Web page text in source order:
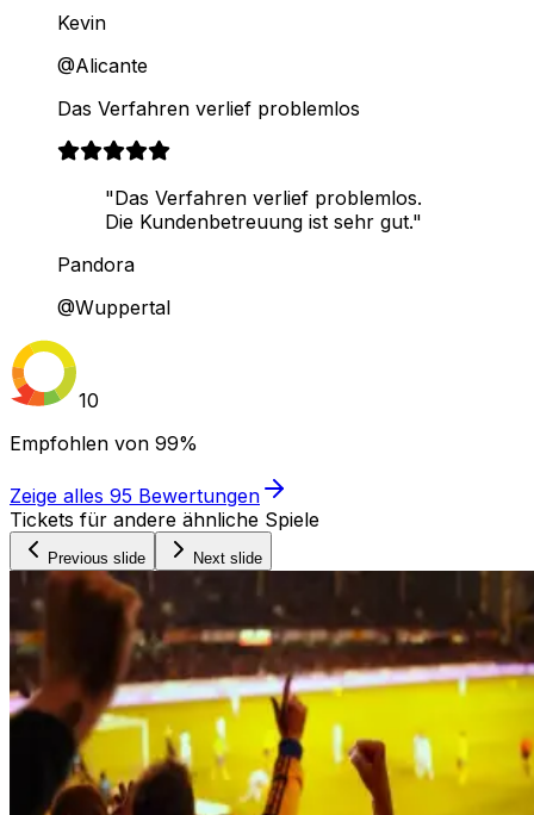
Kevin
@Alicante
Das Verfahren verlief problemlos
"Das Verfahren verlief problemlos.
Die Kundenbetreuung ist sehr gut."
Pandora
@Wuppertal
10
Empfohlen von 99%
Zeige alles 95 Bewertungen
Tickets für andere ähnliche Spiele
Previous slide Next slide